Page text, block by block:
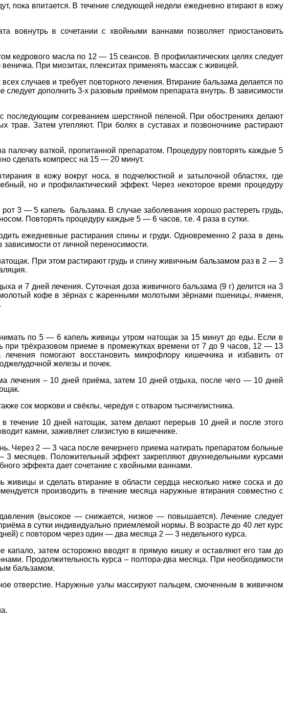
пока впитается. В течение следующей недели ежедневно втирают в кожу
вовнутрь в сочетании с хвойными ваннами позволяет приостановить
кедрового масла по 12 — 15 сеансов. В профилактических целях следует
При миозитах, плекситах применять массаж с живицей.
случаев и требует повторного лечения. Втирание бальзама делается по
следует дополнить 3-х разовым приёмом препарата внутрь. В зависимости
согреванием шерстяной пеленой. При обострениях делают
Затем утепляют. При болях в суставах и позвоночнике растирают
ваткой, пропитанной препаратом. Процедуру повторять каждые 5
сделать компресс на 15 — 20 минут.
в кожу вокруг носа, в подчелюстной и затылочной областях, где
но и профилактический эффект. Через некоторое время процедуру
3 — 5 капель бальзама. В случае заболевания хорошо растереть грудь,
Повторять процедуру каждые 5 — 6 часов, т.е. 4 раза в сутки.
ежедневные растирания спины и груди. Одновременно 2 раза в день
от личной переносимости.
При этом растирают грудь и спину живичным бальзамом раз в 2 — 3
и 7 дней лечения. Суточная доза живичного бальзама (9 г) делится на 3
кофе в зёрнах с жаренными молотыми зёрнами пшеницы, ячменя,
по 5 — 6 капель живицы утром натощак за 15 минут до еды. Если в
при трёхразовом приеме в промежутках времени от 7 до 9 часов, 12 — 13
помогают восстановить микрофлору кишечника и избавить от
железы и почек.
лечения – 10 дней приёма, затем 10 дней отдыха, после чего — 10 дней
сок моркови и свёклы, чередуя с отваром тысячелистника.
10 дней натощак, затем делают перерыв 10 дней и после этого
камни, заживляет слизистую в кишечнике.
Через 2 — 3 часа после вечернего приема натирать препаратом больные
3 месяцев. Положительный эффект закрепляют двухнедельными курсами
эффекта дает сочетание с хвойными ваннами.
и сделать втирание в области сердца несколько ниже соска и до
производить в течение месяца наружные втирания совместно с
давления (высокое — снижается, низкое — повышается). Лечение следует
в сутки индивидуально приемлемой нормы. В возрасте до 40 лет курс
с повтором через один — два месяца 2 — 3 недельного курса.
затем осторожно вводят в прямую кишку и оставляют его там до
Продолжительность курса – полтора-два месяца. При необходимости
бальзамом.
отверстие. Наружные узлы массируют пальцем, смоченным в живичном